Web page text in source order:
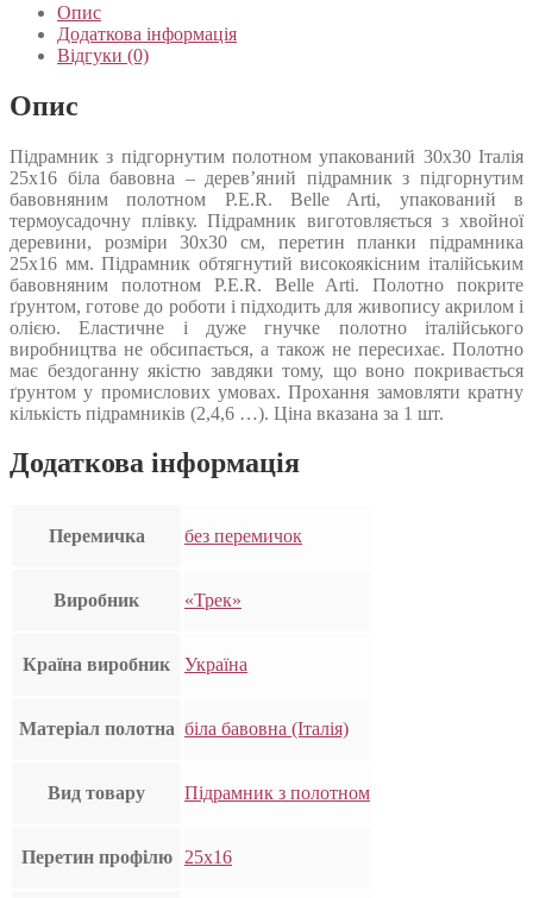
Опис
Додаткова інформація
Відгуки (0)
Опис
Підрамник з підгорнутим полотном упакований 30х30 Італія
25х16 біла бавовна – дерев’яний підрамник з підгорнутим
бавовняним полотном P.E.R. Belle Arti, упакований в
термоусадочну плівку. Підрамник виготовляється з хвойної
деревини, розміри 30х30 см, перетин планки підрамника
25х16 мм. Підрамник обтягнутий високоякісним італійським
бавовняним полотном P.E.R. Belle Arti. Полотно покрите
ґрунтом, готове до роботи і підходить для живопису акрилом і
олією. Еластичне і дуже гнучке полотно італійського
виробництва не обсипається, а також не пересихає. Полотно
має бездоганну якістю завдяки тому, що воно покривається
ґрунтом у промислових умовах. Прохання замовляти кратну
кількість підрамників (2,4,6 …). Ціна вказана за 1 шт.
Додаткова інформація
Перемичка без перемичок
Виробник «Трек»
Країна виробник Україна
Матеріал полотна біла бавовна (Італія)
Вид товару Підрамник з полотном
Перетин профілю 25х16